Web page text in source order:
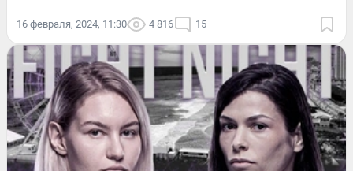
16 февраля, 2024, 11:30 4 816 15